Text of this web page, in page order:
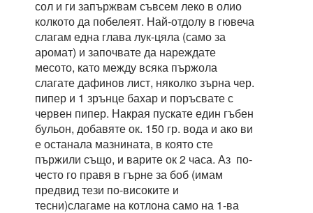
сол и ги запържвам съвсем леко в олио
колкото да побелеят. Най-отдолу в гювеча
слагам една глава лук-цяла (само за
аромат) и започвате да нареждате
месото, като между всяка пържола
слагате дафинов лист, няколко зърна чер.
пипер и 1 зрънце бахар и поръсвате с
червен пипер. Накрая пускате един гъбен
бульон, добавяте ок. 150 гр. вода и ако ви
е останала мазнината, в която сте
пържили също, и варите ок 2 часа. Аз по-
често го правя в гърне за боб (имам
предвид тези по-високите и
тесни)слагаме на котлона само на 1-ва